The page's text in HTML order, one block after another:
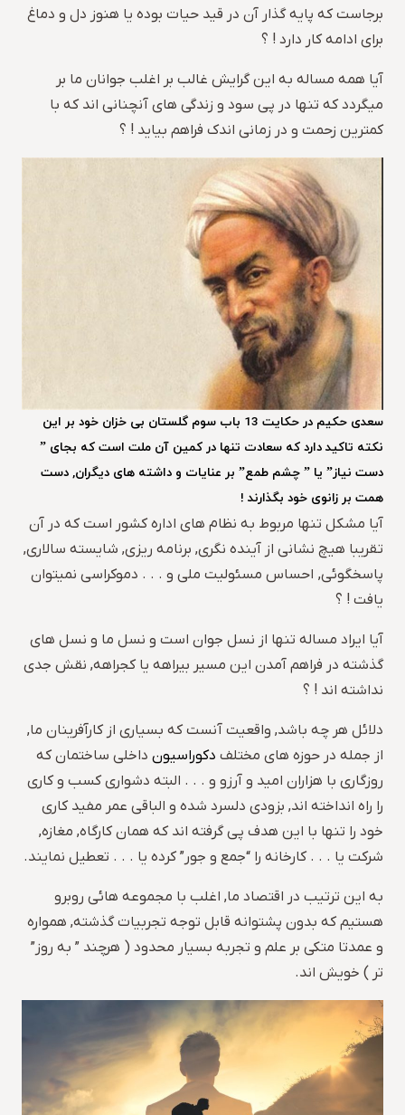
برجاست که پایه گذار آن در قید حیات بوده یا هنوز دل و دماغ
برای ادامه کار دارد ! ؟
آیا همه مساله به این گرایش غالب بر اغلب جوانان ما بر
میگردد که تنها در پی سود و زندگی های آنچنانی اند که با
کمترین زحمت و در زمانی اندک فراهم بیاید ! ؟
سعدی حکیم در حکایت 13 باب سوم گلستان بی خزان خود بر این
نکته تاکید دارد که سعادت تنها در کمین آن ملت است که بجای ”
دست نیاز” یا ” چشم طمع” بر عنایات و داشته های دیگران, دست
همت بر زانوی خود بگذارند !
آیا مشکل تنها مربوط به نظام های اداره کشور است که در آن
تقریبا هیچ نشانی از آینده نگری, برنامه ریزی, شایسته سالاری,
پاسخگوئی, احساس مسئولیت ملی و . . . دموکراسی نمیتوان
یافت ! ؟
آیا ایراد مساله تنها از نسل جوان است و نسل ما و نسل های
گذشته در فراهم آمدن این مسیر بیراهه یا کجراهه, نقش جدی
نداشته اند ! ؟
دلائل هر چه باشد, واقعیت آنست که بسیاری از کارآفرینان ما,
از جمله در حوزه های مختلف دکوراسیون داخلی ساختمان که
روزگاری با هزاران امید و آرزو و . . . البته دشواری کسب و کاری
را راه انداخته اند, بزودی دلسرد شده و الباقی عمر مفید کاری
خود را تنها با این هدف پی گرفته اند که همان کارگاه, مغازه,
شرکت یا . . . کارخانه را “جمع و جور” کرده یا . . . تعطیل نمایند.
به این ترتیب در اقتصاد ما, اغلب با مجموعه هائی روبرو
هستیم که بدون پشتوانه قابل توجه تجربیات گذشته, همواره
و عمدتا متکی بر علم و تجربه بسیار محدود ( هرچند ” به روز”
تر ) خویش اند.